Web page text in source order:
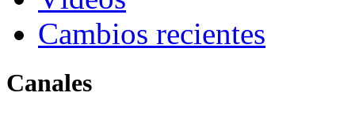
Cambios recientes
Canales